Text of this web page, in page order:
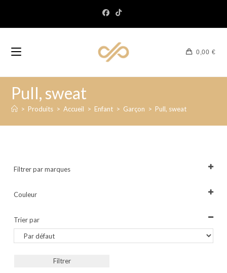
0,00 €
Pull, sweat
> Produits > Accueil > Enfant > Garçon > Pull, sweat
Filtrer par marques
Couleur
Trier par
Sort Products
Filtrer